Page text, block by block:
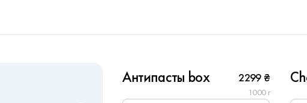
Антипасты box 2299 ₴
1000 г